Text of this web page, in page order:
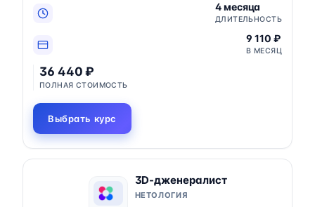
4 месяца
ДЛИТЕЛЬНОСТЬ
9 110 ₽
В МЕСЯЦ
36 440 ₽
ПОЛНАЯ СТОИМОСТЬ
Выбрать курс
3D-дженералист
НЕТОЛОГИЯ